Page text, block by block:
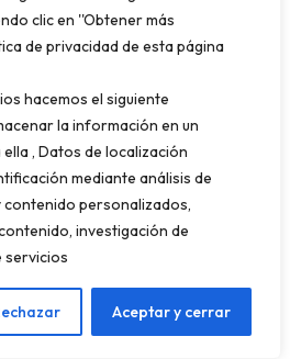
clic en ''Obtener más
de privacidad de esta página
hacemos el siguiente
la información en un
, Datos de localización
mediante análisis de
contenido personalizados,
investigación de
servicios
Aceptar y cerrar
momento:
en Instagram
frente a la playa de